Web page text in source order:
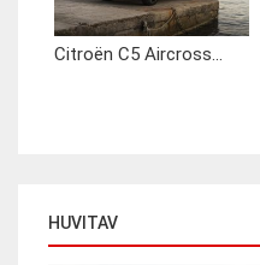
Citroën C5 Aircross...
HUVITAV